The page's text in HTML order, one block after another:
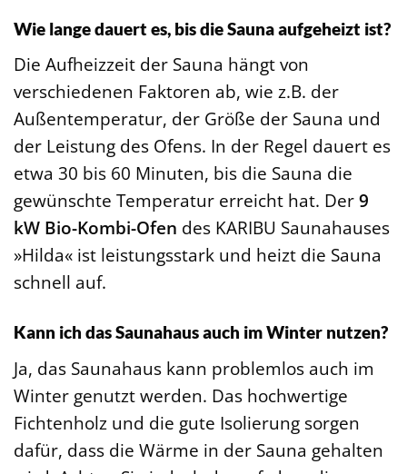
Wie lange dauert es, bis die Sauna aufgeheizt ist?
Die Aufheizzeit der Sauna hängt von
verschiedenen Faktoren ab, wie z.B. der
Außentemperatur, der Größe der Sauna und
der Leistung des Ofens. In der Regel dauert es
etwa 30 bis 60 Minuten, bis die Sauna die
gewünschte Temperatur erreicht hat. Der9
kW Bio-Kombi-Ofen des KARIBU Saunahauses
»Hilda« ist leistungsstark und heizt die Sauna
schnell auf.
Kann ich das Saunahaus auch im Winter nutzen?
Ja, das Saunahaus kann problemlos auch im
Winter genutzt werden. Das hochwertige
Fichtenholz und die gute Isolierung sorgen
dafür, dass die Wärme in der Sauna gehalten